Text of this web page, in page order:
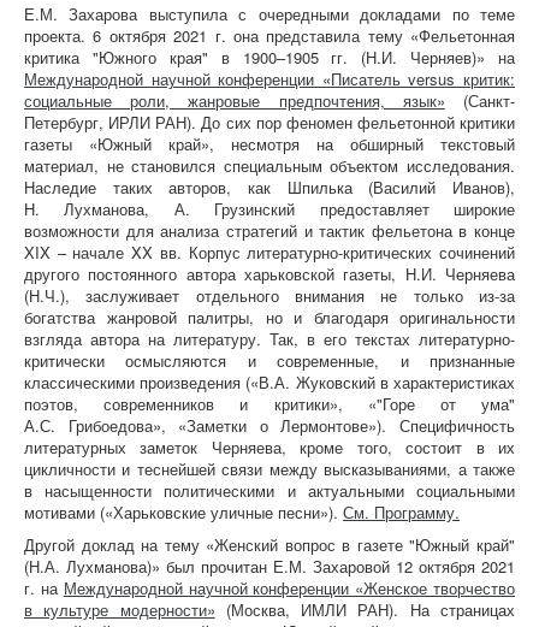
Е.М. Захарова выступила с очередными докладами по теме
проекта. 6 октября 2021 г. она представила тему «Фельетонная
критика "Южного края" в 1900–1905 гг. (Н.И. Черняев)» на
Международной научной конференции «Писатель versus критик:
социальные роли, жанровые предпочтения, язык» (Санкт-
Петербург, ИРЛИ РАН). До сих пор феномен фельетонной критики
газеты «Южный край», несмотря на обширный текстовый
материал, не становился специальным объектом исследования.
Наследие таких авторов, как Шпилька (Василий Иванов),
Н. Лухманова, А. Грузинский предоставляет широкие
возможности для анализа стратегий и тактик фельетона в конце
XIX – начале XX вв. Корпус литературно-критических сочинений
другого постоянного автора харьковской газеты, Н.И. Черняева
(Н.Ч.), заслуживает отдельного внимания не только из-за
богатства жанровой палитры, но и благодаря оригинальности
взгляда автора на литературу. Так, в его текстах литературно-
критически осмысляются и современные, и признанные
классическими произведения («В.А. Жуковский в характеристиках
поэтов, современников и критики», «"Горе от ума"
А.С. Грибоедова», «Заметки о Лермонтове»). Специфичность
литературных заметок Черняева, кроме того, состоит в их
цикличности и теснейшей связи между высказываниями, а также
в насыщенности политическими и актуальными социальными
мотивами («Харьковские уличные песни»). См. Программу.
Другой доклад на тему «Женский вопрос в газете "Южный край"
(Н.А. Лухманова)» был прочитан Е.М. Захаровой 12 октября 2021
г. на Международной научной конференции «Женское творчество
в культуре модерности» (Москва, ИМЛИ РАН). На страницах